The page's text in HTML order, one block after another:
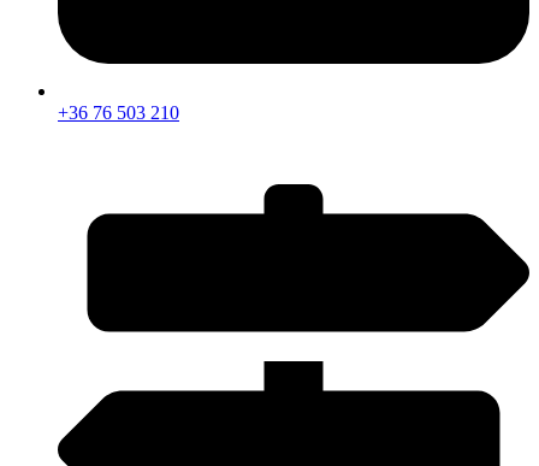
+36 76 503 210